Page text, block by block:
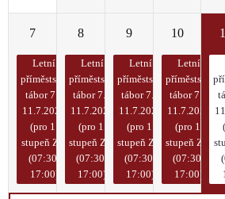
7
Letní
příměstský
tábor 7. -
11.7.2025
(pro 1.
stupeň ZŠ)
(07:30-
17:00)
8
Letní
příměstský
tábor 7. -
11.7.2025
(pro 1.
stupeň ZŠ)
(07:30-
17:00)
9
Letní
příměstský
tábor 7. -
11.7.2025
(pro 1.
stupeň ZŠ)
(07:30-
17:00)
10
Letní
příměstský
tábor 7. -
11.7.2025
(pro 1.
stupeň ZŠ)
(07:30-
17:00)